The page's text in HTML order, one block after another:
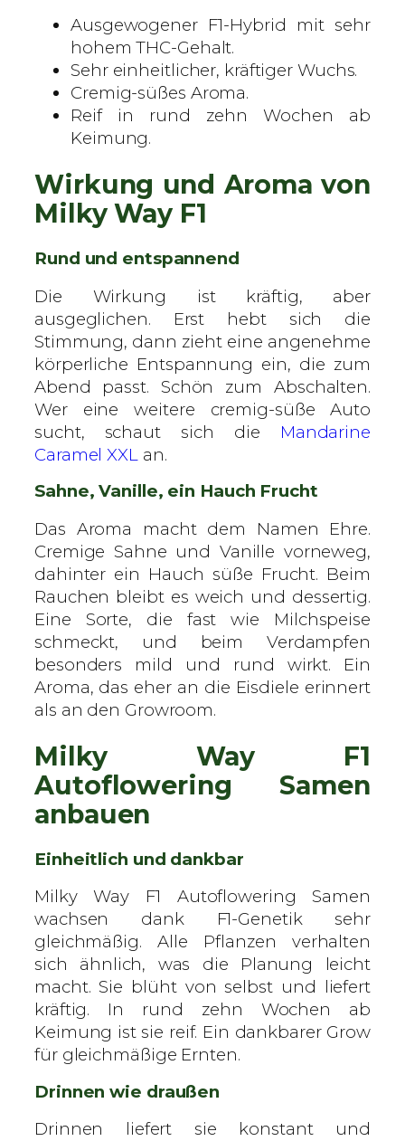
e
n
e
g
e
Ausgewogener F1-Hybrid mit sehr
hohem THC-Gehalt.
Sehr einheitlicher, kräftiger Wuchs.
Cremig-süßes Aroma.
Reif in rund zehn Wochen ab
Keimung.
Wirkung und Aroma von
Milky Way F1
Rund und entspannend
Die Wirkung ist kräftig, aber
ausgeglichen. Erst hebt sich die
Stimmung, dann zieht eine angenehme
körperliche Entspannung ein, die zum
Abend passt. Schön zum Abschalten.
Wer eine weitere cremig-süße Auto
sucht, schaut sich die Mandarine
Caramel XXLan.
Sahne, Vanille, ein Hauch Frucht
Das Aroma macht dem Namen Ehre.
Cremige Sahne und Vanille vorneweg,
dahinter ein Hauch süße Frucht. Beim
Rauchen bleibt es weich und dessertig.
Eine Sorte, die fast wie Milchspeise
schmeckt, und beim Verdampfen
besonders mild und rund wirkt. Ein
Aroma, das eher an die Eisdiele erinnert
als an den Growroom.
Milky Way F1
Autoflowering Samen
anbauen
Einheitlich und dankbar
Milky Way F1 Autoflowering Samen
wachsen dank F1-Genetik sehr
gleichmäßig. Alle Pflanzen verhalten
sich ähnlich, was die Planung leicht
macht. Sie blüht von selbst und liefert
kräftig. In rund zehn Wochen ab
Keimung ist sie reif. Ein dankbarer Grow
für gleichmäßige Ernten.
Drinnen wie draußen
Drinnen liefert sie konstant und